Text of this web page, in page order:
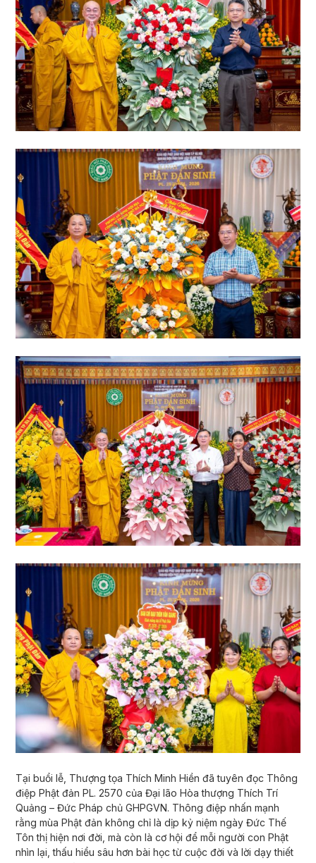
Tại buổi lễ, Thượng tọa Thích Minh Hiền đã tuyên đọc Thông
điệp Phật đản PL. 2570 của Đại lão Hòa thượng Thích Trí
Quảng – Đức Pháp chủ GHPGVN. Thông điệp nhấn mạnh
rằng mùa Phật đản không chỉ là dịp kỷ niệm ngày Đức Thế
Tôn thị hiện nơi đời, mà còn là cơ hội để mỗi người con Phật
nhìn lại, thấu hiểu sâu hơn bài học từ cuộc đời và lời dạy thiết